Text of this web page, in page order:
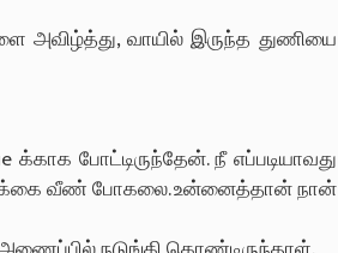
வாயில் இருந்த துணியை
போட்டிருந்தேன். நீ எப்படியாவது
வீண் போகலை. உன்னைத்தான் நான்